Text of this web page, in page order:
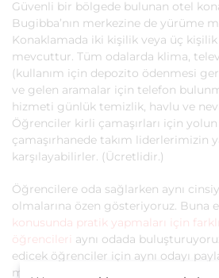
Güvenli bir bölgede bulunan otel
Bugibba’nın merkezine de yürüme
Konaklamada iki kişilik veya üç
mevcuttur. Tüm odalarda klima,
(kullanım için depozito ödenmesi
ve gelen aramalar için telefon
hizmeti günlük temizlik, havlu ve
Öğrenciler kirli çamaşırları için yolun
çamaşırhanede takım liderlerimizin
karşılayabilirler. (Ücretlidir.)
Öğrencilere oda sağlarken aynı
olmalarına özen gösteriyoruz. Buna
konusunda pratik yapmaları için
öğrencileri
aynı odada
edicek öğrenciler için aynı odayı
mümkündür.